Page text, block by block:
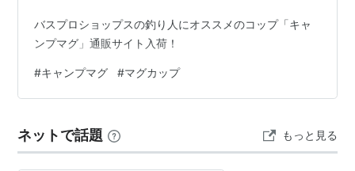
バスプロショップスの釣り人にオススメのコップ「キャ
ンプマグ」通販サイト入荷！
#キャンプマグ #マグカップ
ネットで話題 もっと見る